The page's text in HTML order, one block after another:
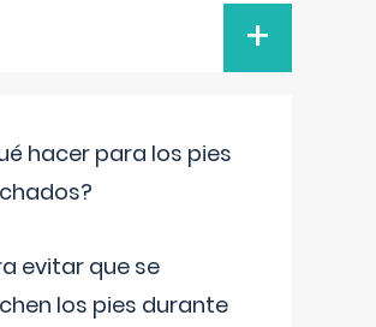
+
hacer para los pies
evitar que se
los pies durante